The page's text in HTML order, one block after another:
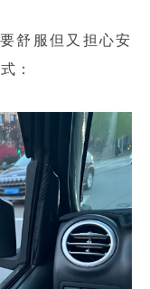
舒服但又担心安
：